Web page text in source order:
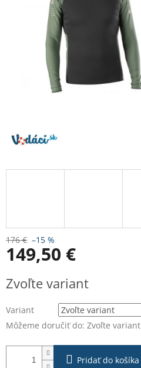
hviezdičiek.
176 € –15 %
149,50 €
cena:
Zvoľte variant
Variant
Môžeme doručiť do: Zvoľte variant
Pridať do košíka